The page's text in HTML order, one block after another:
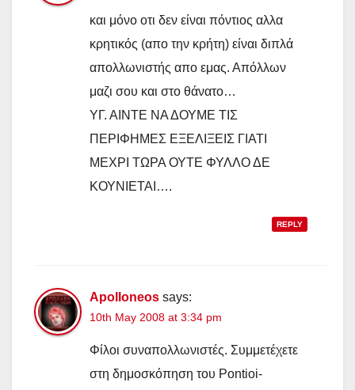
και μόνο οτι δεν είναι πόντιος αλλα
κρητικός (απο την κρήτη) είναι διπλά
απολλωνιστής απο εμας. Απόλλων
μαζι σου και στο θάνατο…
ΥΓ. ΑΙΝΤΕ ΝΑ ΔΟΥΜΕ ΤΙΣ
ΠΕΡΙΦΗΜΕΣ ΕΞΕΛΙΞΕΙΣ ΓΙΑΤΙ
ΜΕΧΡΙ ΤΩΡΑ ΟΥΤΕ ΦΥΛΛΟ ΔΕ
ΚΟΥΝΙΕΤΑΙ….
REPLY
Apolloneos says:
10th May 2008 at 3:34 pm
Φίλοι συναπολλωνιστές. Συμμετέχετε
στη δημοσκόπηση του Pontioi-